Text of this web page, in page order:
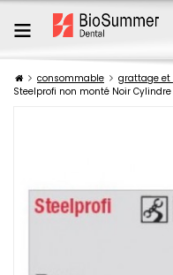
consommable grattage et
Steelprofi non monté Noir